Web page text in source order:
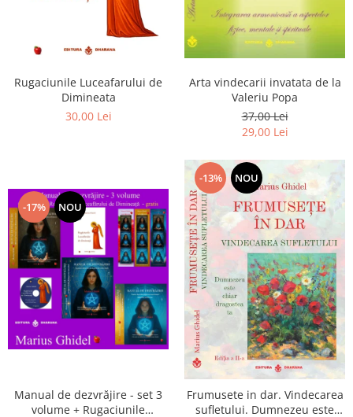
Rugaciunile Luceafarului de
Dimineata
30,00 Lei
Arta vindecarii invatata de la
Valeriu Popa
37,00 Lei
29,00 Lei
-17% NOU
Manual de dezvrăjire - set 3
volume + Rugaciunile
-13% NOU
Frumusete in dar. Vindecarea
sufletului. Dumnezeu este